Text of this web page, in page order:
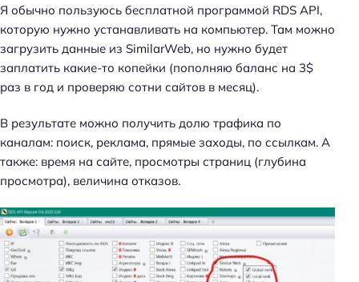
Я обычно пользуюсь бесплатной программой RDS API,
которую нужно устанавливать на компьютер. Там можно
загрузить данные из SimilarWeb, но нужно будет
заплатить какие-то копейки (пополняю баланс на 3$
раз в год и проверяю сотни сайтов в месяц).
В результате можно получить долю трафика по
каналам: поиск, реклама, прямые заходы, по ссылкам. А
также: время на сайте, просмотры страниц (глубина
просмотра), величина отказов.
Н
а
й
т
и